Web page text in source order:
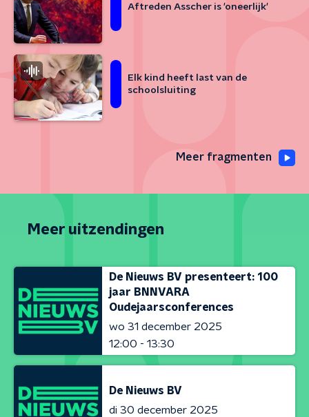
Aftreden Asscher is 'oneerlijk'
Elk kind heeft last van de
schoolsluiting
Meer fragmenten
Meer uitzendingen
De Nieuws BV presenteert: 100
jaar BNNVARA
Oudejaarsconferences
wo 31 december 2025
12:00 - 13:30
De Nieuws BV
di 30 december 2025